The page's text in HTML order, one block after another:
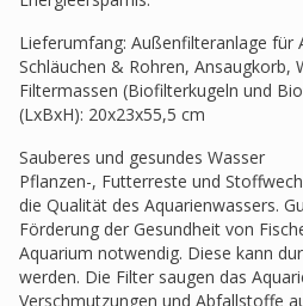
Lieferumfang: Außenfilteranlage für
Schläuchen & Rohren, Ansaugkorb,
Filtermassen (Biofilterkugeln und
(LxBxH): 20x23x55,5 cm
Sauberes und gesundes Wasser
Pflanzen-, Futterreste und
die Qualität des Aquarienwassers.
Förderung der Gesundheit von
Aquarium notwendig. Diese kann
werden. Die Filter saugen das
Verschmutzungen und Abfallstoffe